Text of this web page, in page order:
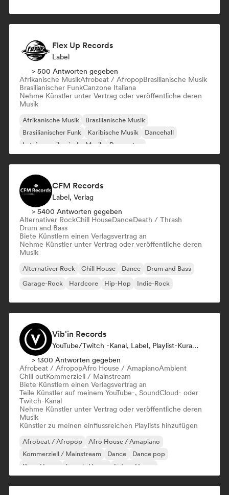
Flex Up Records
Label
> 500 Antworten gegeben
Afrikanische MusikAfrobeat / AfropopBrasilianische Musik
Brasilianischer FunkCanzone Italiana
Nehme Künstler unter Vertrag oder veröffentliche deren
Musik
Afrikanische Musik
Brasilianische Musik
Brasilianischer Funk
Karibische Musik
Dancehall
Lateinamerikanische Musik
Reggaeton
CFM Records
Label, Verlag
> 5400 Antworten gegeben
Alternativer RockChill HouseDanceDeath / Thrash
Drum and Bass
Biete Künstlern einen Verlagsvertrag an
Nehme Künstler unter Vertrag oder veröffentliche deren
Musik
Alternativer Rock Chill House Dance
Drum and Bass
Garage-Rock
Hardcore Hip-Hop Indie-Rock
Vib'in Records
YouTube/Twitch -Kanal, Label, Playlist-Kurator, Verlag
> 1300 Antworten gegeben
Afrobeat / AfropopAfro House / AmapianoAmbient
Chill outKommerziell / Mainstream
Biete Künstlern einen Verlagsvertrag an
Teile Künstler auf meinem YouTube-, SoundCloud- oder
Twitch-Kanal
Nehme Künstler unter Vertrag oder veröffentliche deren
Musik
Künstler zu meinen einflussreichen Playlists hinzufügen
Afrobeat / Afropop
Afro House / Amapiano
Kommerziell / Mainstream
Dance
Dance pop
Deep House
French-House Future House